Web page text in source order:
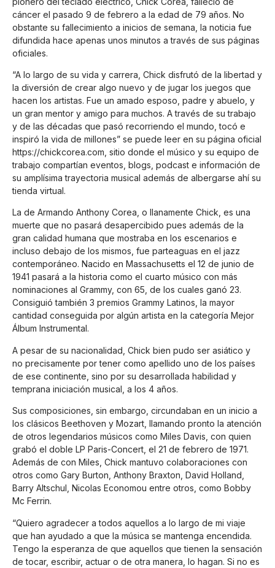
cáncer el pasado 9 de febrero a la edad de 79 años. No
obstante su fallecimiento a inicios de semana, la noticia fue
difundida hace apenas unos minutos a través de sus páginas
oficiales.
“A lo largo de su vida y carrera, Chick disfrutó de la libertad y
la diversión de crear algo nuevo y de jugar los juegos que
hacen los artistas. Fue un amado esposo, padre y abuelo, y
un gran mentor y amigo para muchos. A través de su trabajo
y de las décadas que pasó recorriendo el mundo, tocó e
inspiró la vida de millones” se puede leer en su página oficial
https://chickcorea.com , sitio donde el músico y su equipo de
trabajo compartían eventos, blogs, podcast e información de
su amplísima trayectoria musical además de albergarse ahí su
tienda virtual.
La de Armando Anthony Corea, o llanamente Chick, es una
muerte que no pasará desapercibido pues además de la
gran calidad humana que mostraba en los escenarios e
incluso debajo de los mismos, fue parteaguas en el jazz
contemporáneo. Nacido en Massachusetts el 12 de junio de
1941 pasará a la historia como el cuarto músico con más
nominaciones al Grammy, con 65, de los cuales ganó 23.
Consiguió también 3 premios Grammy Latinos, la mayor
cantidad conseguida por algún artista en la categoría Mejor
Álbum Instrumental.
A pesar de su nacionalidad, Chick bien pudo ser asiático y
no precisamente por tener como apellido uno de los países
de ese continente, sino por su desarrollada habilidad y
temprana iniciación musical, a los 4 años.
Sus composiciones, sin embargo, circundaban en un inicio a
los clásicos Beethoven y Mozart, llamando pronto la atención
de otros legendarios músicos como Miles Davis, con quien
grabó el doble LP Paris-Concert, el 21 de febrero de 1971.
Además de con Miles, Chick mantuvo colaboraciones con
otros como Gary Burton, Anthony Braxton, David Holland,
Barry Altschul, Nicolas Economou entre otros, como Bobby
Mc Ferrin.
“Quiero agradecer a todos aquellos a lo largo de mi viaje
que han ayudado a que la música se mantenga encendida.
Tengo la esperanza de que aquellos que tienen la sensación
de tocar, escribir, actuar o de otra manera, lo hagan. Si no es